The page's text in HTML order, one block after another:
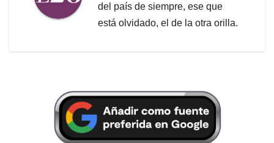
del país de siempre, ese que
está olvidado, el de la otra orilla.